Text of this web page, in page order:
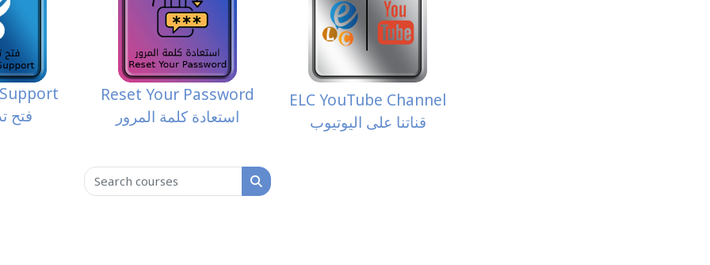
فتح
Reset Your Password
استعادة كلمة المرور
ELC YouTube Channel
قناتنا على اليوتيوب
Search courses
Search courses